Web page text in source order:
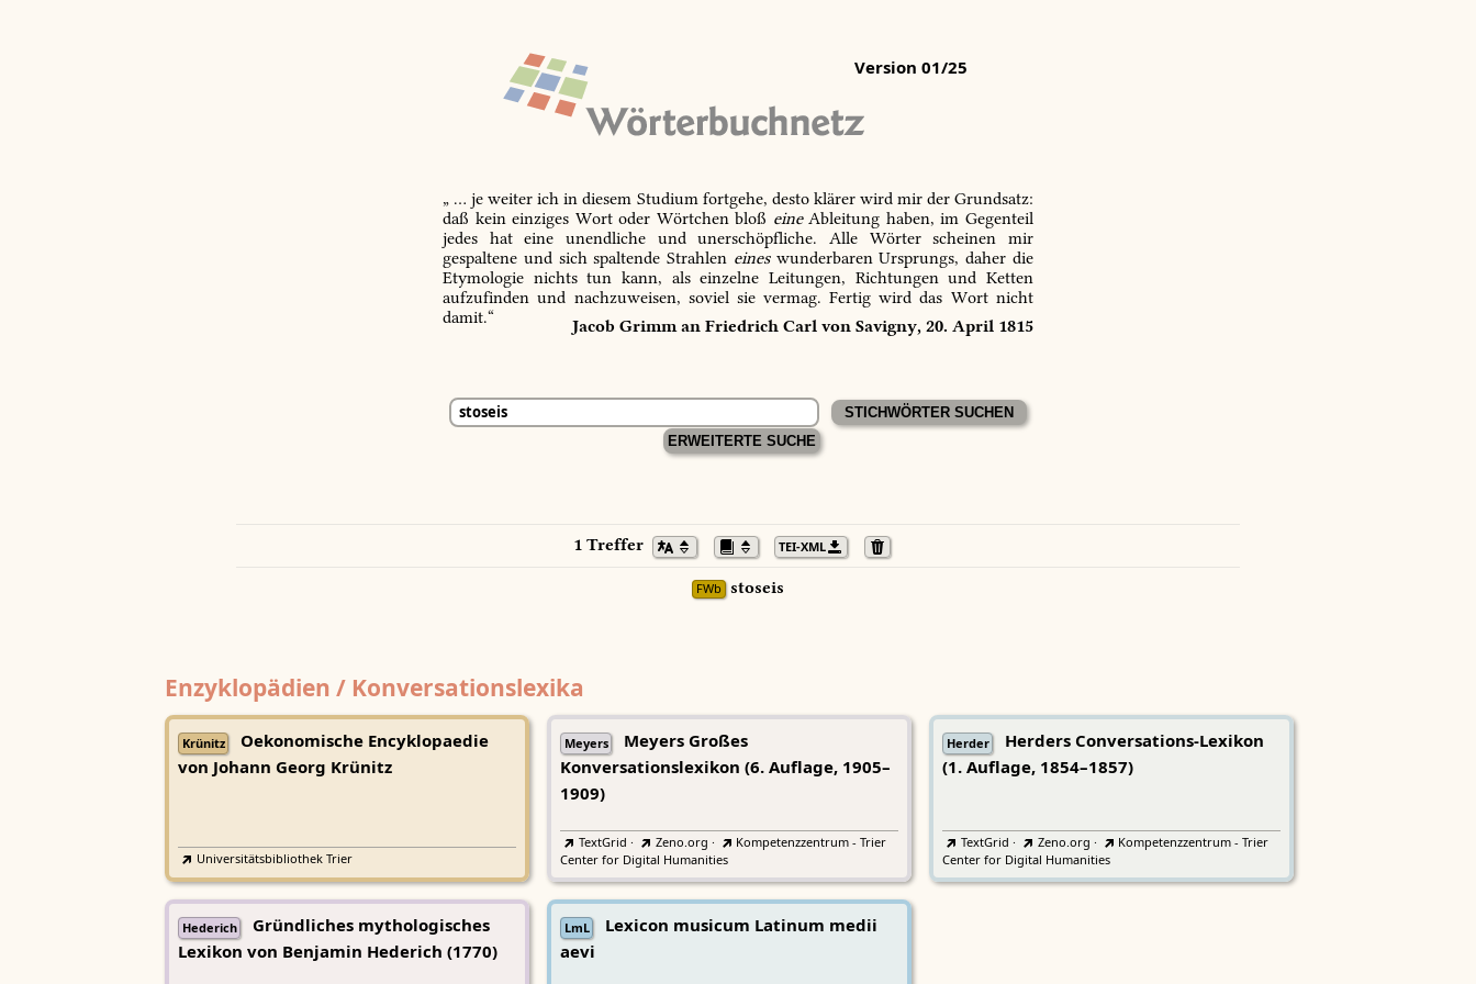
Version 01/25
„ … je weiter ich in diesem Studium fortgehe, desto klärer wird mir der Grundsatz:
daß kein einziges Wort oder Wörtchen bloß eineAbleitung haben, im Gegenteil
jedes hat eine unendliche und unerschöpfliche. Alle Wörter scheinen mir
gespaltene und sich spaltende Strahlen eineswunderbaren Ursprungs, daher die
Etymologie nichts tun kann, als einzelne Leitungen, Richtungen und Ketten
aufzufinden und nachzuweisen, soviel sie vermag. Fertig wird das Wort nicht
damit.“
Jacob Grimm an Friedrich Carl von Savigny, 20. April 1815
ERWEITERTE SUCHE
1 Treffer TEI-XML
FWb stoseis
Enzyklopädien / Konversationslexika
Krünitz
Oekonomische Encyklopaedie
von Johann Georg Krünitz
Universitätsbibliothek Trier
Meyers
Meyers Großes
Konversationslexikon (6. Auflage, 1905–
1909)
TextGrid · Zeno.org ·
Kompetenzzentrum - Trier
Center for Digital Humanities
Herder
Herders Conversations-Lexikon
(1. Auflage, 1854–1857)
TextGrid · Zeno.org ·
Kompetenzzentrum - Trier
Center for Digital Humanities
Hederich
Gründliches mythologisches
Lexikon von Benjamin Hederich (1770)
LmL
Lexicon musicum Latinum medii
aevi